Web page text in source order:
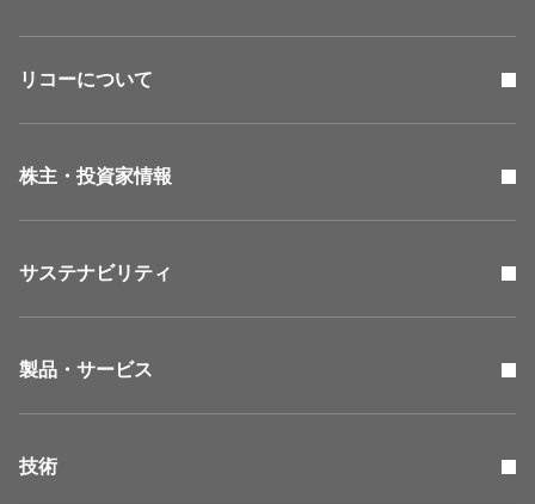
リコーについて
株主・投資家情報
サステナビリティ
製品・サービス
技術